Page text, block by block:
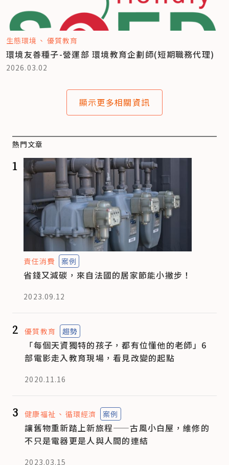
生態環境 優質教育
環境友善種子-營運部 環境教育企劃師(短期職務代理)
2026.03.02
顯示更多相關資訊
熱門文章
1
責任消費 案例
省錢又減碳，來自法國的居家節能小撇步！
2023.09.12
2 優質教育 趨勢
「每個天資獨特的孩子，都有位懂他的老師」6
部電影走入教育現場，看見改變的起點
2020.11.16
3 健康福祉 循環經濟 案例
讓舊物重新踏上新旅程——古風小白屋，維修的
不只是電器更是人與人間的連結
2023.03.15